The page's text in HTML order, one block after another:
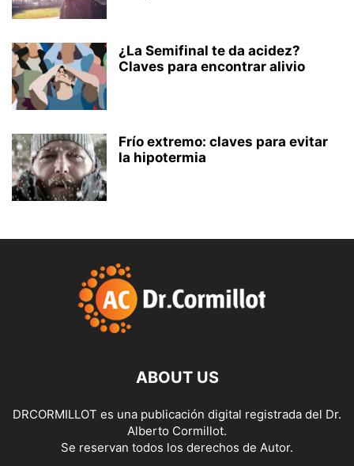
¿La Semifinal te da acidez?
Claves para encontrar alivio
Frío extremo: claves para evitar
la hipotermia
ABOUT US
DRCORMILLOT es una publicación digital registrada del Dr.
Alberto Cormillot.
Se reservan todos los derechos de Autor.